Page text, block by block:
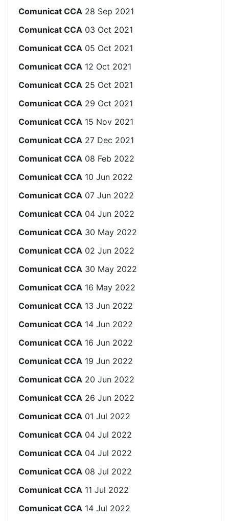
Comunicat CCA 28 Sep 2021
Comunicat CCA 03 Oct 2021
Comunicat CCA 05 Oct 2021
Comunicat CCA 12 Oct 2021
Comunicat CCA 25 Oct 2021
Comunicat CCA 29 Oct 2021
Comunicat CCA 15 Nov 2021
Comunicat CCA 27 Dec 2021
Comunicat CCA 08 Feb 2022
Comunicat CCA 10 Jun 2022
Comunicat CCA 07 Jun 2022
Comunicat CCA 04 Jun 2022
Comunicat CCA 30 May 2022
Comunicat CCA 02 Jun 2022
Comunicat CCA 30 May 2022
Comunicat CCA 16 May 2022
Comunicat CCA 13 Jun 2022
Comunicat CCA 14 Jun 2022
Comunicat CCA 16 Jun 2022
Comunicat CCA 19 Jun 2022
Comunicat CCA 20 Jun 2022
Comunicat CCA 26 Jun 2022
Comunicat CCA 01 Jul 2022
Comunicat CCA 04 Jul 2022
Comunicat CCA 04 Jul 2022
Comunicat CCA 08 Jul 2022
Comunicat CCA 11 Jul 2022
Comunicat CCA 14 Jul 2022